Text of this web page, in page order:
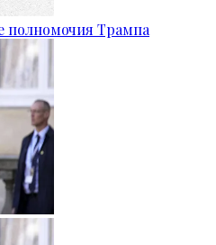
полномочия Трампа